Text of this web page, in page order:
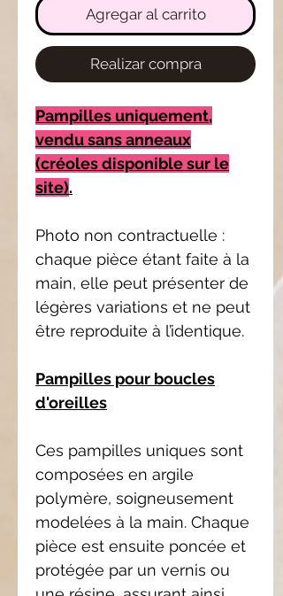
Agregar al carrito
Realizar compra
Pampilles uniquement,
vendu sans anneaux
(créoles disponible sur le
site).
Photo non contractuelle :
chaque pièce étant faite à la
main, elle peut présenter de
légères variations et ne peut
être reproduite à l’identique.
Pampilles pour boucles
d'oreilles
Ces pampilles uniques sont
composées en argile
polymère, soigneusement
modelées à la main. Chaque
pièce est ensuite poncée et
protégée par un vernis ou